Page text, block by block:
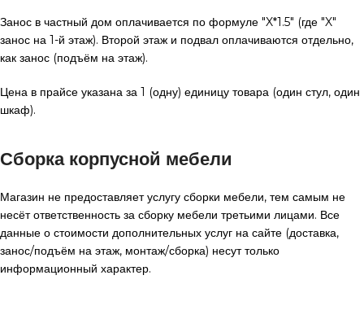
Занос в частный дом оплачивается по формуле "X*1.5" (где "X"
занос на 1-й этаж). Второй этаж и подвал оплачиваются отдельно,
как занос (подъём на этаж).
Цена в прайсе указана за 1 (одну) единицу товара (один стул, один
шкаф).
Сборка корпусной мебели
Магазин не предоставляет услугу сборки мебели, тем самым не
несёт ответственность за сборку мебели третьими лицами. Все
данные о стоимости дополнительных услуг на сайте (доставка,
занос/подъём на этаж, монтаж/сборка) несут только
информационный характер.